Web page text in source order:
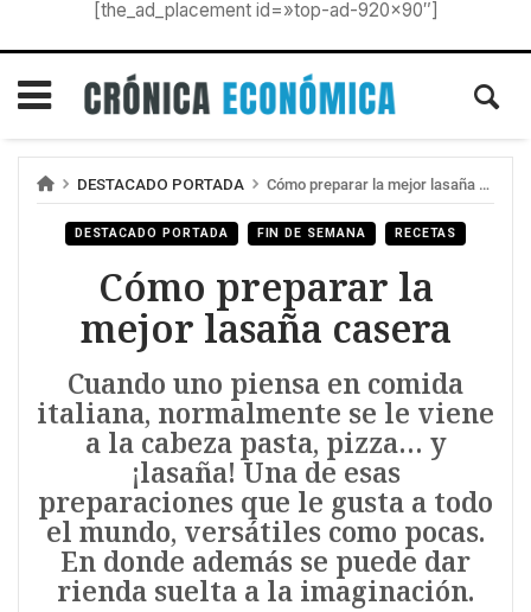
[the_ad_placement id=»top-ad-920×90″]
DESTACADO PORTADA Cómo preparar la mejor lasaña casera
DESTACADO PORTADA FIN DE SEMANA RECETAS
Cómo preparar la
mejor lasaña casera
Cuando uno piensa en comida
italiana, normalmente se le viene
a la cabeza pasta, pizza… y
¡lasaña! Una de esas
preparaciones que le gusta a todo
el mundo, versátiles como pocas.
En donde además se puede dar
rienda suelta a la imaginación.